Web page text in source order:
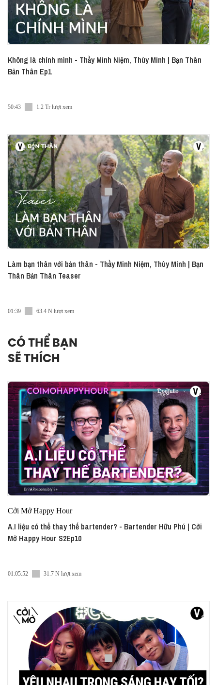
Không là chính mình - Thầy Minh Niệm, Thùy Minh | Bạn Thân
Bản Thân Ep1
50:43 1.2 Tr lượt xem
Làm bạn thân với bản thân - Thầy Minh Niệm, Thùy Minh | Bạn
Thân Bản Thân Teaser
01:39 63.4 N lượt xem
CÓ THỂ BẠN
SẼ THÍCH
Cởi Mở Happy Hour
A.I liệu có thể thay thế bartender? - Bartender Hữu Phú | Cởi
Mở Happy Hour S2Ep10
01:05:52 31.7 N lượt xem